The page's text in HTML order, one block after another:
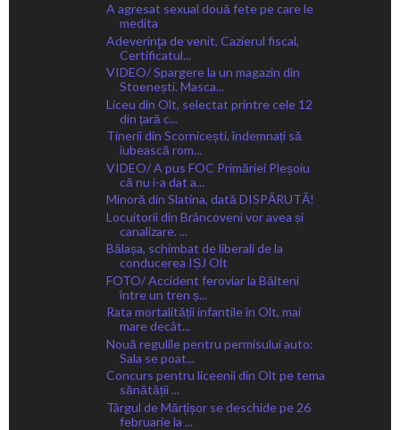
A agresat sexual două fete pe care le
medita
Adeverinţa de venit, Cazierul fiscal,
Certificatul...
VIDEO/ Spargere la un magazin din
Stoenești. Masca...
Liceu din Olt, selectat printre cele 12
din țară c...
Tinerii din Scornicești, îndemnați să
iubească rom...
VIDEO/ A pus FOC Primăriei Pleșoiu
că nu i-a dat a...
Minoră din Slatina, dată DISPĂRUTĂ!
Locuitorii din Brâncoveni vor avea și
canalizare. ...
Bălașa, schimbat de liberali de la
conducerea IȘJ Olt
FOTO/ Accident feroviar la Bălteni
între un tren ș...
Rata mortalității infantile în Olt, mai
mare decât...
Nouă regulile pentru permisului auto:
Sala se poat...
Concurs pentru liceenii din Olt pe tema
sănătății ...
Târgul de Mărțișor se deschide pe 26
februarie la ...